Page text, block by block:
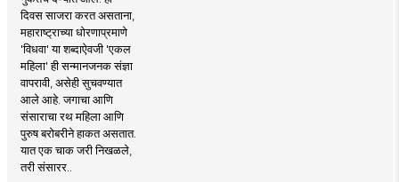
दिवस साजरा करत असताना,
महाराष्ट्राच्या धोरणाप्रमाणे
'विधवा' या शब्दाऐवजी 'एकल
महिला' ही सन्मानजनक संज्ञा
वापरावी, असेही सुचवण्यात
आले आहे. जगाचा आणि
संसाराचा रथ महिला आणि
पुरुष बरोबरीने हाकत असतात.
यात एक चाक जरी निखळले,
तरी संसारर..